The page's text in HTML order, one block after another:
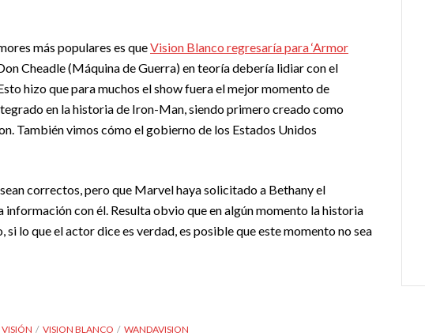
más populares es queVision Blanco regresaría para ‘Armor
Cheadle (Máquina de Guerra) en teoría debería lidiar con el
hizo que para muchos el show fuera el mejor momento de
en la historia de Iron-Man, siendo primero creado como
También vimos cómo el gobierno de los Estados Unidos
correctos, pero que Marvel haya solicitado a Bethany el
con él. Resulta obvio que en algún momento la historia
lo que el actor dice es verdad, es posible que este momento no sea
VISIÓN VISION BLANCO WANDAVISION